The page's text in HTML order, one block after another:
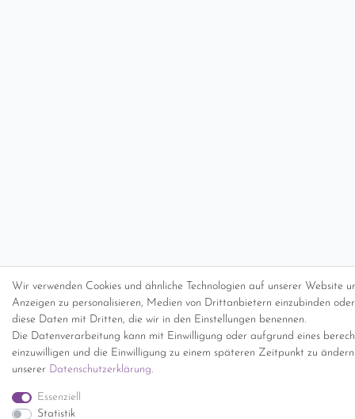
Wir verwenden Cookies und ähnliche Technologien auf unserer Website
Anzeigen zu personalisieren, Medien von Drittanbietern einzubinden
diese Daten mit Dritten, die wir in den Einstellungen benennen.
Die Datenverarbeitung kann mit Einwilligung oder aufgrund eines
einzuwilligen und die Einwilligung zu einem späteren Zeitpunkt zu
unserer Daten­schutz­erklärung.
Essenziell
Statistik